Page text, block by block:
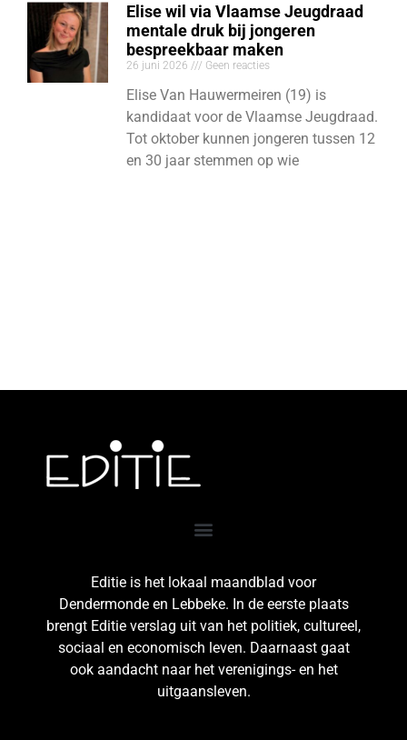
Elise wil via Vlaamse Jeugdraad
mentale druk bij jongeren
bespreekbaar maken
26 juni 2026 Geen reacties
Elise Van Hauwermeiren (19) is
kandidaat voor de Vlaamse Jeugdraad.
Tot oktober kunnen jongeren tussen 12
en 30 jaar stemmen op wie
Editie is het lokaal maandblad voor
Dendermonde en Lebbeke. In de eerste plaats
brengt Editie verslag uit van het politiek, cultureel,
sociaal en economisch leven. Daarnaast gaat
ook aandacht naar het verenigings- en het
uitgaansleven.